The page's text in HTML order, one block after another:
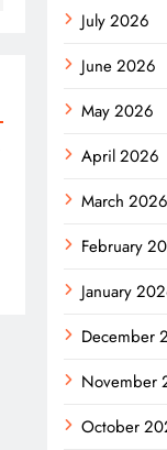
July 2026
June 2026
May 2026
April 2026
March 2026
February
January
December
November
October